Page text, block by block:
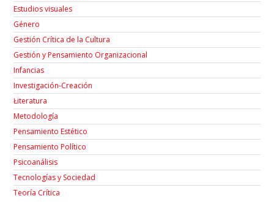
Estudios visuales
Género
Gestión Crítica de la Cultura
Gestión y Pensamiento Organizacional
Infancias
Investigación-Creación
Łiteratura
Metodología
Pensamiento Estético
Pensamiento Político
Psicoanálisis
Tecnologías y Sociedad
Teoría Crítica